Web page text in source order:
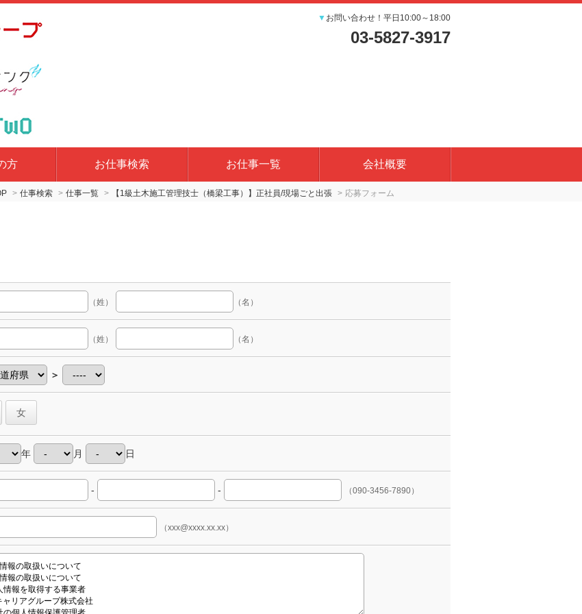
▼ お問い合わせ！平日10:00～18:00
03-5827-3917
方 お仕事検索 お仕事一覧 会社概要
仕事検索 仕事一覧 【1級土木施工管理技士（橋梁工事）】正社員/現場ごと出張 応募フォーム
（姓） （名）
（姓） （名）
＞
女
年 月 日
- - （090-3456-7890）
（xxx@xxxx.xx.xx）